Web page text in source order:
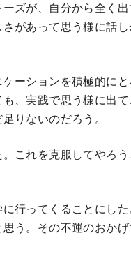
ズが、自分から全く
があって思う様に話
ーションを積極的に
、実践で思う様に出
りないのだろう。
これを克服してやろ
行ってくることにし
う。その不運のおか